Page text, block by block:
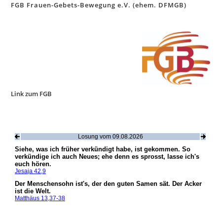
FGB Frauen-Gebets-Bewegung e.V. (ehem. DFMGB)
Link zum FGB